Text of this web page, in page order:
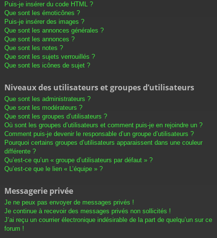
Puis-je insérer du code HTML ?
Que sont les émoticônes ?
Puis-je insérer des images ?
Que sont les annonces générales ?
Que sont les annonces ?
Que sont les notes ?
Que sont les sujets verrouillés ?
Que sont les icônes de sujet ?
Niveaux des utilisateurs et groupes d’utilisateurs
Que sont les administrateurs ?
Que sont les modérateurs ?
Que sont les groupes d’utilisateurs ?
Où sont les groupes d’utilisateurs et comment puis-je en rejoindre un ?
Comment puis-je devenir le responsable d’un groupe d’utilisateurs ?
Pourquoi certains groupes d’utilisateurs apparaissent dans une couleur
différente ?
Qu’est-ce qu’un « groupe d’utilisateurs par défaut » ?
Qu’est-ce que le lien « L’équipe » ?
Messagerie privée
Je ne peux pas envoyer de messages privés !
Je continue à recevoir des messages privés non sollicités !
J’ai reçu un courrier électronique indésirable de la part de quelqu’un sur ce
forum !